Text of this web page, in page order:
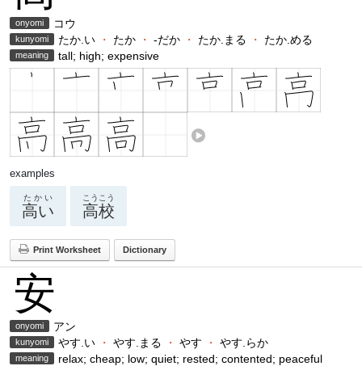
onyomi コウ
kunyomi たか.い ・ たか ・ -だか ・ たか.まる ・ たか.める
meaning tall; high; expensive
examples
高い
たかい
高校
こうこう
Print Worksheet Dictionary
安
onyomi アン
kunyomi やす.い ・ やす.まる ・ やす ・ やす.らか
meaning relax; cheap; low; quiet; rested; contented; peaceful